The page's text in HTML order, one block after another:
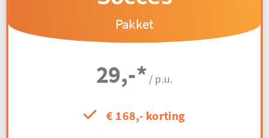
Pakket
29,-* / p.u.
€ 168,- korting